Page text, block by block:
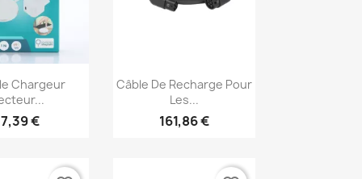
rapide
Chargeur
€
 Aperçu rapide
Câble De Recharge Pour
Les...
161,86 €